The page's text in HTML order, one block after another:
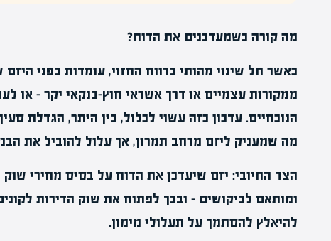
מה קורה כשמעדכנים את הדוח?
כאשר חל שינוי מהותי ברווח החזוי, עומדות בפני
ממקורות עצמיים או דרך אשראי חוץ-בנקאי יקר – או
מה שמעניק ליזם מרחב תמרון, אך עלול להוביל את
הצד החיובי: יזם שיעדכן את הדוח על בסיס מחירי שוק
ומותאם לביקושים – ובכך לפתוח את שוק הדירות
להיאלץ להסתמך על תעלולי מימון.